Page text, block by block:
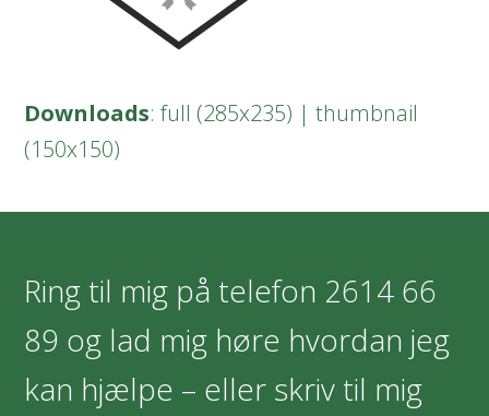
Downloads:full (285x235) |thumbnail
(150x150)
Ring til mig på telefon 2614 66
89 og lad mig høre hvordan jeg
kan hjælpe – eller skriv til mig